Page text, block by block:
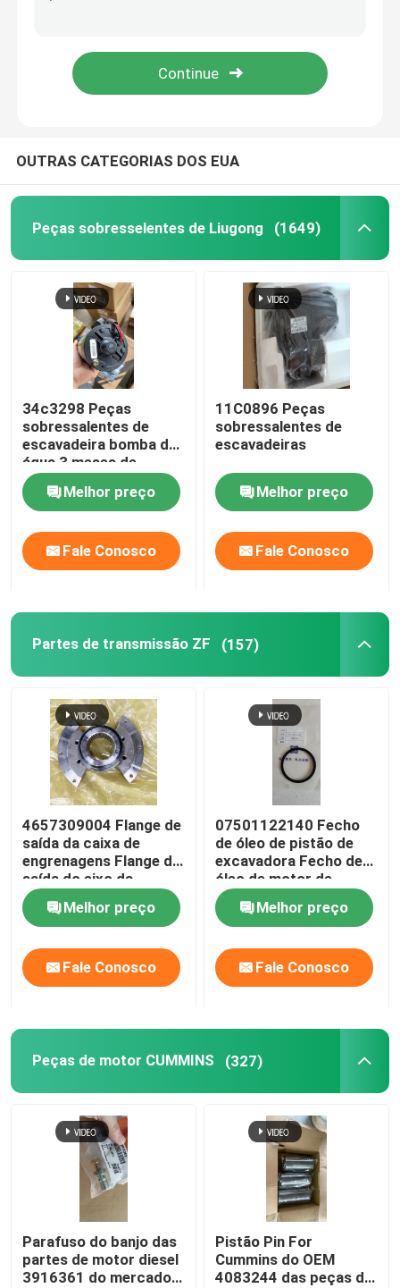
Partes de transmissão ZF
peças do weichai
Peças da XCMG
Peças de motor
Peças de Shantui
Conjunto de Motor e Transmissão
OUTRAS CATEGORIAS DOS EUA
Peças sobresselentes de Liugong (1649)
34c3298 Peças
sobressalentes de
escavadeira bomba de
água 3 meses de
garantia
Melhor preço
Fale Conosco
11C0896 Peças
sobressalentes de
escavadeiras
Melhor preço
Fale Conosco
Partes de transmissão ZF (157)
4657309004 Flange de
saída da caixa de
engrenagens Flange de
saída do eixo da
escavadeira
Melhor preço
Fale Conosco
07501122140 Fecho
de óleo de pistão de
excavadora Fecho de
óleo de motor de
escavadeira
Melhor preço
Fale Conosco
Peças de motor CUMMINS (327)
Parafuso do banjo das
partes de motor diesel
3916361 do mercado
Pistão Pin For
Cummins do OEM
4083244 das peças de